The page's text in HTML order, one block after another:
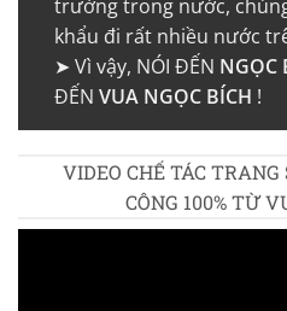
trường trong nước,
khẩu đi rất nhiều nước
➤ Vì vậy, NÓI ĐẾN NGỌC
ĐẾN VUA NGỌC BÍCH !
VIDEO CHẾ TÁC
CÔNG 100% TỪ